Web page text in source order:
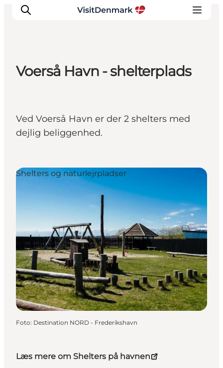
Oplevelser
Overnatning
Planlæg ferien
Voerså Havn - shelterplads
Ved Voerså Havn er der 2 shelters med
dejlig beliggenhed.
Læs mere om Shelters på havnen
Shelters og naturlejrpladser
Foto: Destination NORD - Frederikshavn